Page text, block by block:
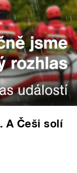
A Češi solí